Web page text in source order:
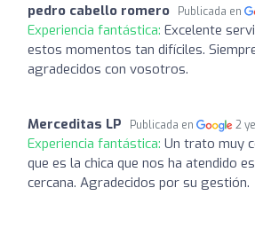
pedro cabello romero Publicada en
Experiencia fantástica: Excelente
estos momentos tan difíciles.
agradecidos con vosotros.
Merceditas LP Publicada en 2
Experiencia fantástica: Un trato muy
que es la chica que nos ha atendido
cercana. Agradecidos por su gestión.